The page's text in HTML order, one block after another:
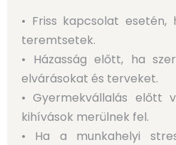
• Friss kapcsolat
teremtsetek.
• Házasság előtt, ha
elvárásokat és terveket.
• Gyermekvállalás előtt
kihívások merülnek fel.
• Ha a munkahelyi